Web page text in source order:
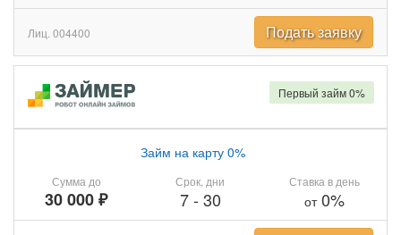
Лиц. 004400 Подать заявку
Сумма до
30 000 ₽
Займ на карту 0%
Срок, дни
7- 30
Ставка в день
от0%
Первый займ 0%